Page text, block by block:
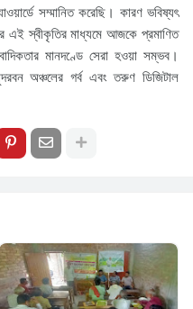
সম্মানিত করেছি। কারণ ভবিষ্যৎ
এই স্বীকৃতির মাধ্যমে আজকে প্রমাণিত
মানদণ্ডে সেরা হওয়া সম্ভব।
অঞ্চলের গর্ব এবং তরুণ ডিজিটাল